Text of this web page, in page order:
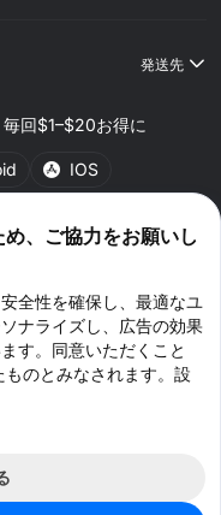
発送先
回$1–$20お得に
IOS
イバシーポリシーご利用規約
、ご協力をお願いし
全性を確保し、最適なユ
ナライズし、広告の効果
す。同意いただくこと
ものとみなされます。設